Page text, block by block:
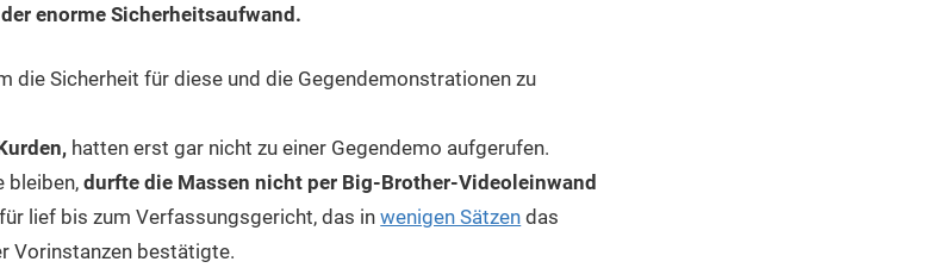
enorme Sicherheitsaufwand.
die Sicherheit für diese und die Gegendemonstrationen zu
hatten erst gar nicht zu einer Gegendemo aufgerufen.
bleiben,durfte die Massen nicht per Big-Brother-Videoleinwand
lief bis zum Verfassungsgericht, das inwenigen Sätzen das
Vorinstanzen bestätigte.